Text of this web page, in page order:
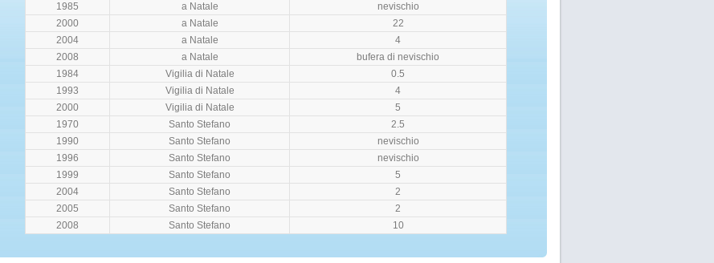
1985
a Natale
nevischio
2000
a Natale
22
2004
a Natale
4
2008
a Natale
bufera di nevischio
1984
Vigilia di Natale
0.5
1993
Vigilia di Natale
4
2000
Vigilia di Natale
5
1970
Santo Stefano
2.5
1990
Santo Stefano
nevischio
1996
Santo Stefano
nevischio
1999
Santo Stefano
5
2004
Santo Stefano
2
2005
Santo Stefano
2
2008
Santo Stefano 10